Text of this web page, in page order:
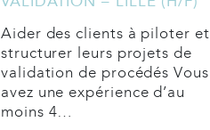
Aider des clients à piloter et
structurer leurs projets de
validation de procédés Vous
avez une expérience d’au
moins 4…